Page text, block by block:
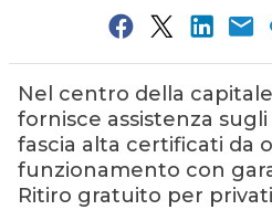
Nel centro della
fornisce assistenza
fascia alta certificati da
funzionamento con
Ritiro gratuito per